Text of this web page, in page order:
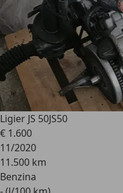
Ligier JS 50JS50
€ 1.600
11/2020
11.500 km
Benzina